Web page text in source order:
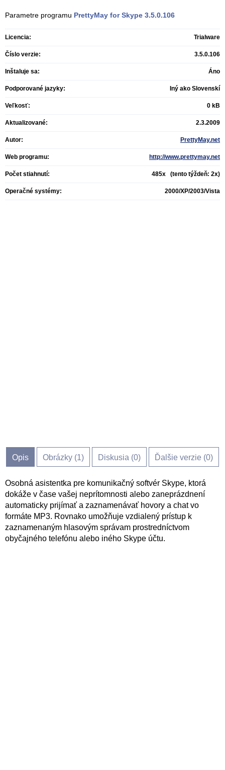
Parametre programu PrettyMay for Skype 3.5.0.106
Licencia: Trialware
Číslo verzie: 3.5.0.106
Inštaluje sa: Áno
Podporované jazyky: Iný ako Slovenskí
Veľkosť: 0 kB
Aktualizované: 2.3.2009
Autor: PrettyMay.net
Web programu: http://www.prettymay.net
Počet stiahnutí: 485x (tento týždeň: 2x)
Operačné systémy: 2000/XP/2003/Vista
Opis Obrázky (1) Diskusia (0) Ďalšie verzie (0)
Osobná asistentka pre komunikačný softvér Skype, ktorá
dokáže v čase vašej neprítomnosti alebo zaneprázdnení
automaticky prijímať a zaznamenávať hovory a chat vo
formáte MP3. Rovnako umožňuje vzdialený prístup k
zaznamenaným hlasovým správam prostredníctvom
obyčajného telefónu alebo iného Skype účtu.